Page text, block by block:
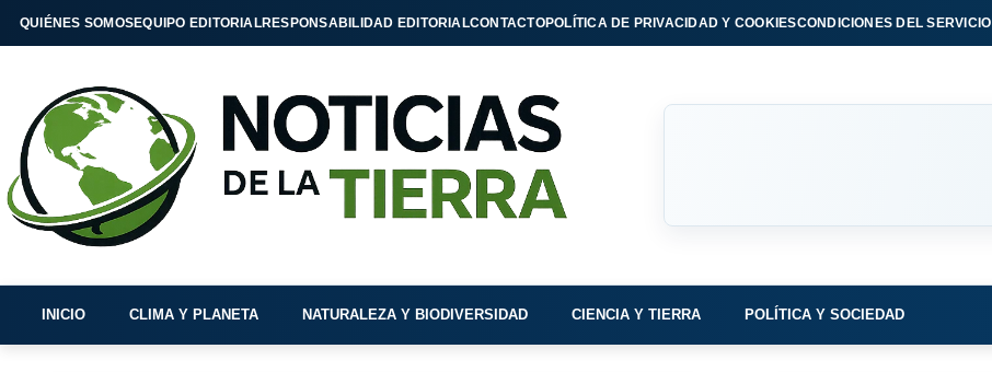
QUIÉNES SOMOSEQUIPO EDITORIALRESPONSABILIDAD EDITORIALCONTACTOPOLÍTICA DE PRIVACIDAD Y COOKIESCONDICIONES DEL SERVICIO
INICIO CLIMA Y PLANETA NATURALEZA Y BIODIVERSIDAD CIENCIA Y TIERRA POLÍTICA Y SOCIEDAD